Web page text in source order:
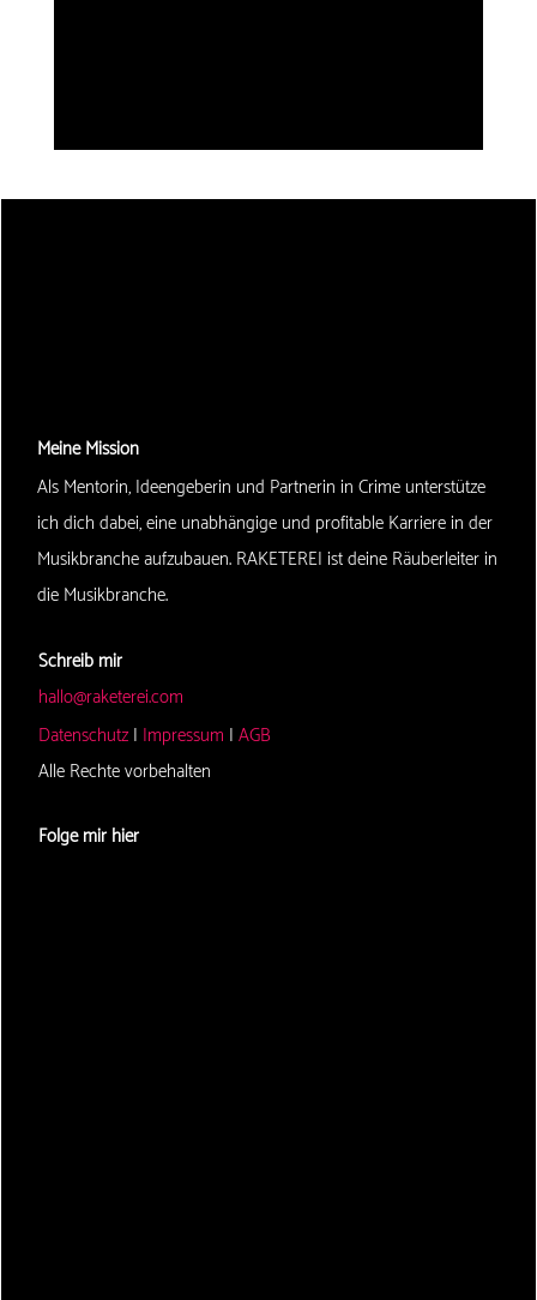
Meine Mission
Als Mentorin, Ideengeberin und Partnerin in Crime unterstütze
ich dich dabei, eine unabhängige und profitable Karriere in der
Musikbranche aufzubauen. RAKETEREI ist deine Räuberleiter in
die Musikbranche.
Schreib mir
hallo@raketerei.com
Datenschutz | Impressum | AGB
Alle Rechte vorbehalten
Folge mir hier